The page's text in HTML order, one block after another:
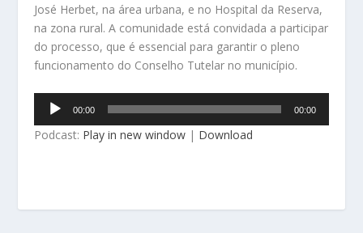
José Herbet, na área urbana, e no Hospital da Reserva,
na zona rural. A comunidade está convidada a participar
do processo, que é essencial para garantir o pleno
funcionamento do Conselho Tutelar no município.
Tocador
áudio
00:00 00:00
Podcast: Play in new window | Download